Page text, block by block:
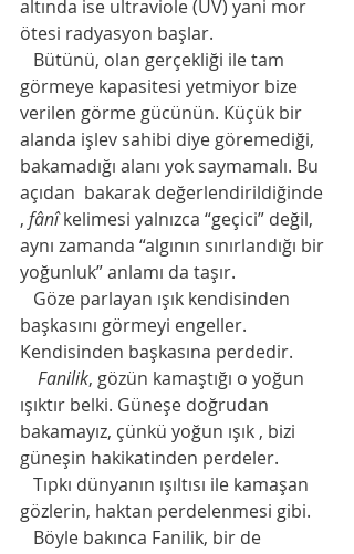
altında ise ultraviole (UV) yani mor
ötesi radyasyon başlar.
Bütünü, olan gerçekliği ile tam
görmeye kapasitesi yetmiyor bize
verilen görme gücünün. Küçük bir
alanda işlev sahibi diye göremediği,
bakamadığı alanı yok saymamalı. Bu
açıdan  bakarak değerlendirildiğinde
, fânî kelimesi yalnızca “geçici” değil,
aynı zamanda “algının sınırlandığı bir
yoğunluk” anlamı da taşır.
Göze parlayan ışık kendisinden
başkasını görmeyi engeller.
Kendisinden başkasına perdedir.
Fanilik, gözün kamaştığı o yoğun
ışıktır belki. Güneşe doğrudan
bakamayız, çünkü yoğun ışık , bizi
güneşin hakikatinden perdeler.
Tıpkı dünyanın ışıltısı ile kamaşan
gözlerin, haktan perdelenmesi gibi.
Böyle bakınca Fanilik, bir de